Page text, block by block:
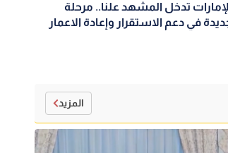
تدخل المشهد علنا.. مرحلة
في دعم الاستقرار وإعادة الاعمار
المزيد